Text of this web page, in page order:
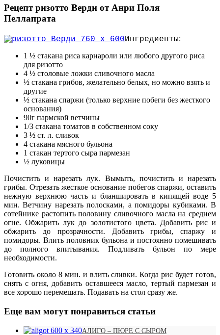
Рецепт ризотто Верди от Анри Поля
Пеллапрата
Ингредиенты:
1 ½ стакана риса карнароли или любого другого риса
для ризотто
4 ½ столовые ложки сливочного масла
½ стакана грибов, желательно белых, но можно взять и
другие
½ стакана спаржи (только верхние побеги без жесткого
основания)
90г пармской ветчины
1/3 стакана томатов в собственном соку
3 ½ ст. л. сливок
4 стакана мясного бульона
1 стакан тертого сыра пармезан
½ луковицы
Почистить и нарезать лук. Вымыть, почистить и нарезать
грибы. Отрезать жесткое основание побегов спаржи, оставить
нежную верхнюю часть и бланшировать в кипящей воде 5
мин. Ветчину нарезать полосками, а помидоры кубиками. В
сотейнике растопить половину сливочного масла на среднем
огне. Обжарить лук до золотистого цвета. Добавить рис и
обжарить до прозрачности. Добавить грибы, спаржу и
помидоры. Влить половник бульона и постоянно помешивать
до полного впитывания. Подливать бульон по мере
необходимости.
Готовить около 8 мин. и влить сливки. Когда рис будет готов,
снять с огня, добавить оставшееся масло, тертый пармезан и
все хорошо перемешать. Подавать на стол сразу же.
Еще вам могут понравиться статьи
АЛИГО – ПЮРЕ С СЫРОМ